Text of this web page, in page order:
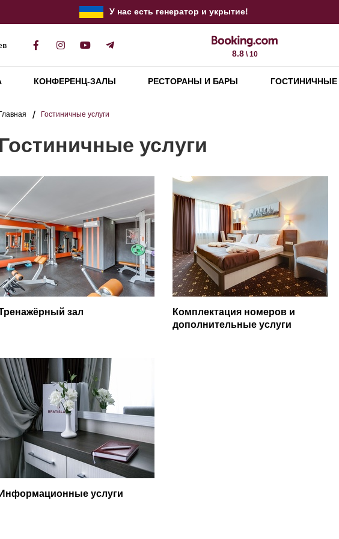
У нас есть генератор и укрытие!
8.8\ 10
КОНФЕРЕНЦ-ЗАЛЫ РЕСТОРАНЫ И БАРЫ ГОСТИНИЧНЫЕ
Главная Гостиничные услуги
Гостиничные услуги
зал
Комплектация номеров и
дополнительные услуги
услуги